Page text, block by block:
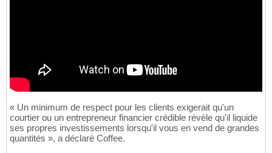
« Un minimum de respect pour les clients exigerait qu'un
courtier ou un entrepreneur financier crédible révèle qu'il liquide
ses propres investissements lorsqu'il vous en vend de grandes
quantités », a déclaré Coffee.